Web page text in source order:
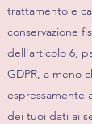
trattamento e
conservazione
dell'articolo 6,
GDPR, a meno
espressamente
dei tuoi dati ai